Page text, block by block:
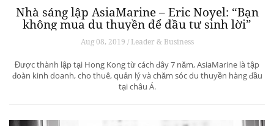
Nhà sáng lập AsiaMarine – Eric Noyel: “Bạn
không mua du thuyền để đầu tư sinh lời”
Aug 08, 2019 / Leader & Business
Được thành lập tại Hong Kong từ cách đây 7 năm, AsiaMarine là tập
đoàn kinh doanh, cho thuê, quản lý và chăm sóc du thuyền hàng đầu
tại châu Á.